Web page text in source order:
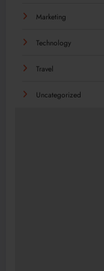
Marketing
Technology
Travel
Uncategorized